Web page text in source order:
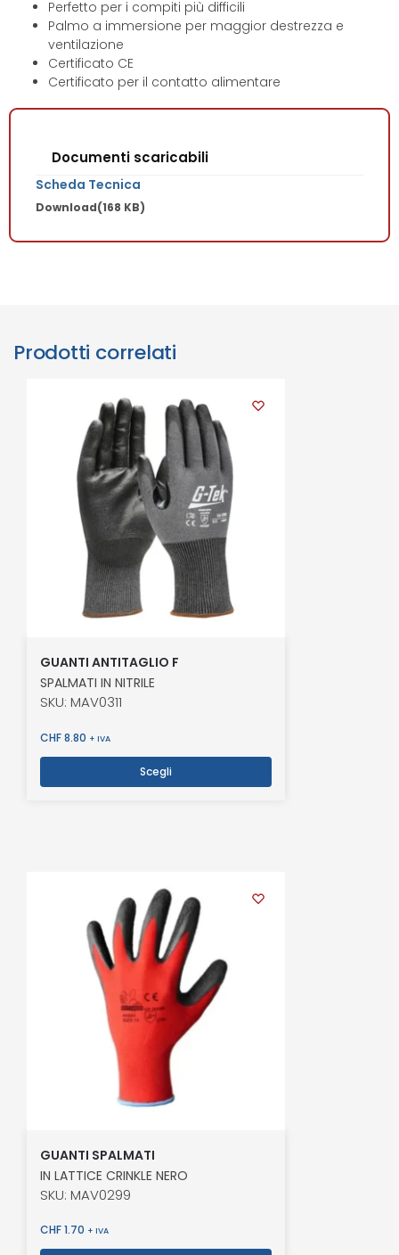
Perfetto per i compiti più difficili
Palmo a immersione per maggior destrezza e
ventilazione
Certificato CE
Certificato per il contatto alimentare
Documenti scaricabili
Scheda Tecnica
Download(168 KB)
Prodotti correlati
GUANTI ANTITAGLIO F
SPALMATI IN NITRILE
SKU: MAV0311
CHF8.80 + IVA
Scegli
GUANTI SPALMATI
IN LATTICE CRINKLE NERO
SKU: MAV0299
CHF1.70 + IVA